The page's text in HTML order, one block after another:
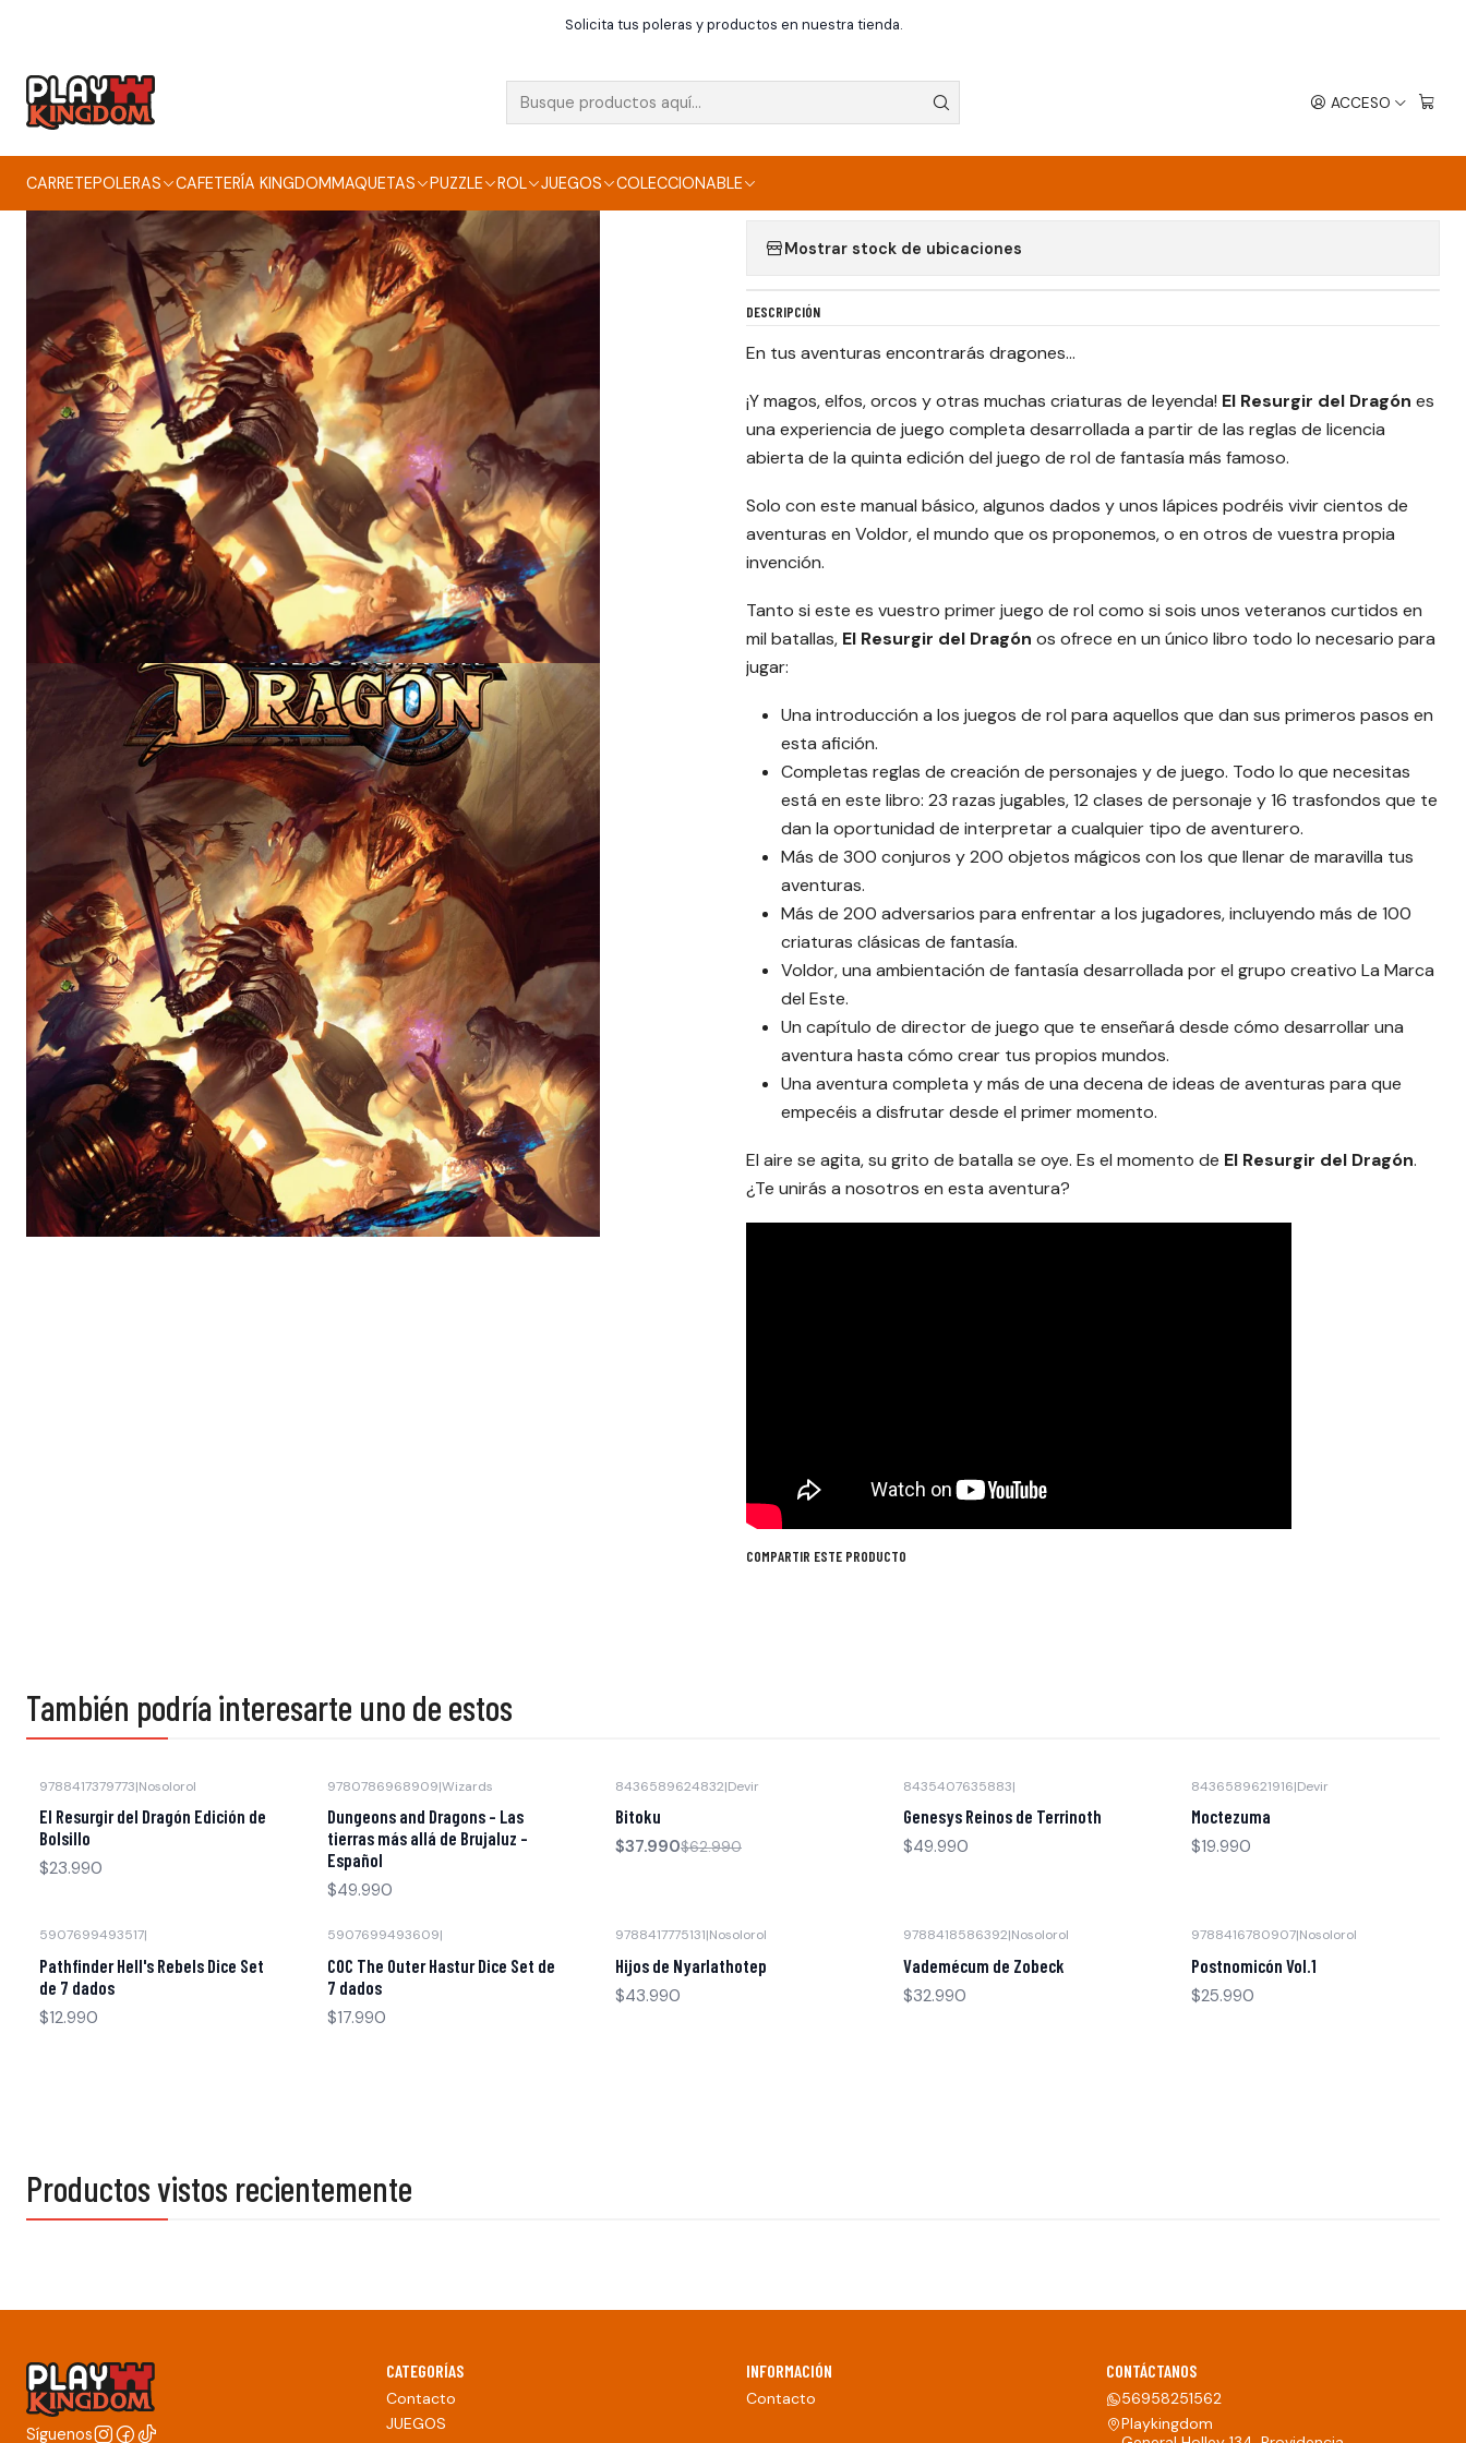
ACCESO
CARRETEPOLERAS CAFETERÍA KINGDOMMAQUETAS PUZZLE ROL JUEGOS COLECCIONABLE
Solicita tus poleras y productos en nuestra tienda.
Inicio Rol El Resurgir del Dragón
EL RESURGIR DEL DRAGÓN
Mostrar stock de ubicaciones
DESCRIPCIÓN
En tus aventuras encontrarás dragones…
¡Y magos, elfos, orcos y otras muchas criaturas de leyenda! El Resurgir del Dragón es
una experiencia de juego completa desarrollada a partir de las reglas de licencia
abierta de la quinta edición del juego de rol de fantasía más famoso.
Solo con este manual básico, algunos dados y unos lápices podréis vivir cientos de
aventuras en Voldor, el mundo que os proponemos, o en otros de vuestra propia
invención.
Tanto si este es vuestro primer juego de rol como si sois unos veteranos curtidos en
mil batallas, El Resurgir del Dragón os ofrece en un único libro todo lo necesario para
jugar:
Una introducción a los juegos de rol para aquellos que dan sus primeros pasos en
esta afición.
Completas reglas de creación de personajes y de juego. Todo lo que necesitas
está en este libro: 23 razas jugables, 12 clases de personaje y 16 trasfondos que te
dan la oportunidad de interpretar a cualquier tipo de aventurero.
Más de 300 conjuros y 200 objetos mágicos con los que llenar de maravilla tus
aventuras.
Más de 200 adversarios para enfrentar a los jugadores, incluyendo más de 100
criaturas clásicas de fantasía.
Voldor, una ambientación de fantasía desarrollada por el grupo creativo La Marca
del Este.
Un capítulo de director de juego que te enseñará desde cómo desarrollar una
aventura hasta cómo crear tus propios mundos.
Una aventura completa y más de una decena de ideas de aventuras para que
empecéis a disfrutar desde el primer momento.
El aire se agita, su grito de batalla se oye. Es el momento de El Resurgir del Dragón.
¿Te unirás a nosotros en esta aventura?
COMPARTIR ESTE PRODUCTO
También podría interesarte uno de estos
9788417379773|Nosolorol
El Resurgir del Dragón Edición de
Bolsillo
$23.990
9780786968909|Wizards
Dungeons and Dragons - Las
tierras más allá de Brujaluz -
Español
$49.990
8436589624832|Devir
Bitoku
$37.990$62.990
8435407635883|
Genesys Reinos de Terrinoth
$49.990
8436589621916|Devir
Moctezuma
$19.990
5907699493517|
Pathfinder Hell's Rebels Dice Set
de 7 dados
$12.990
5907699493609|
COC The Outer Hastur Dice Set de
7 dados
$17.990
9788417775131|Nosolorol
Hijos de Nyarlathotep
$43.990
9788418586392|Nosolorol
Vademécum de Zobeck
$32.990
9788416780907|Nosolorol
Postnomicón Vol.1
$25.990
Productos vistos recientemente
Síguenos
CATEGORÍAS
Contacto
JUEGOS
INFORMACIÓN
Contacto
CONTÁCTANOS
56958251562
Playkingdom